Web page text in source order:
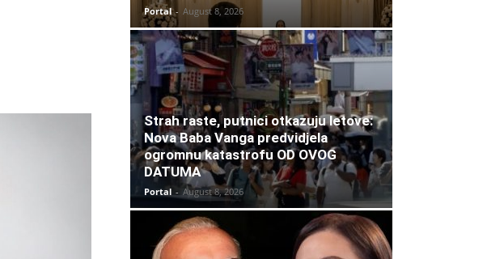
Portal - August 8, 2026
Strah raste, putnici otkazuju letove:
Nova Baba Vanga predvidjela
ogromnu katastrofu OD OVOG
DATUMA
Portal - August 8, 2026